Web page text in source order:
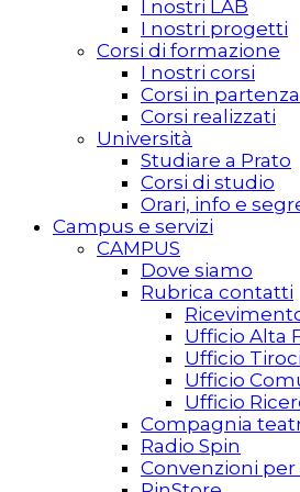
I nostri LAB
I nostri progetti
Corsi di formazione
I nostri corsi
Corsi in partenza
Corsi realizzati
Università
Studiare a Prato
Corsi di studio
Orari, info e
Campus e servizi
CAMPUS
Dove siamo
Rubrica contatti
Ufficio Alta
Ufficio
Ufficio
Ufficio
Compagnia
Radio Spin
Convenzioni